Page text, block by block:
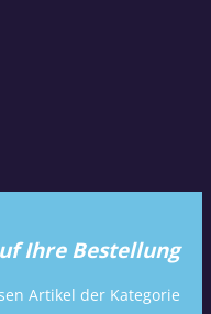
Ihre Bestellung
Artikel der Kategorie